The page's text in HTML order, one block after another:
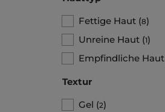
Fettige Haut (8)
Unreine Haut (1)
Empfindliche Haut
Textur
Gel (2)